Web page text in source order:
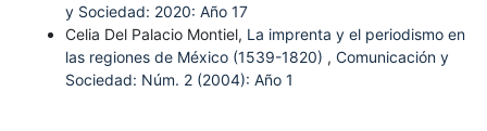
y Sociedad: 2020: Año 17
Celia Del Palacio Montiel, La imprenta y el periodismo en
las regiones de México (1539-1820) , Comunicación y
Sociedad: Núm. 2 (2004): Año 1